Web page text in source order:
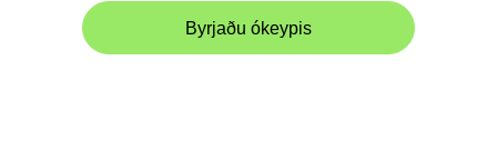
Byrjaðu ókeypis